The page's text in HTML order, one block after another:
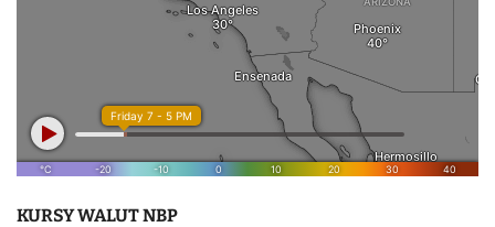
KURSY WALUT NBP